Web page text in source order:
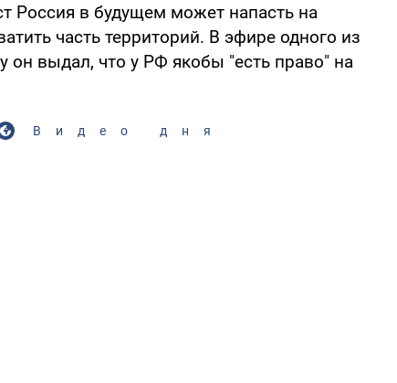
Россия в будущем может напасть на
часть территорий. В эфире одного из
он выдал, что у РФ якобы "есть право" на
Видео дня